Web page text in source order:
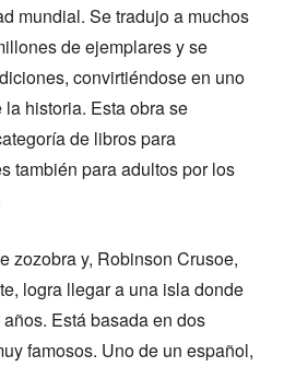
mundial. Se tradujo a muchos
de ejemplares y se
convirtiéndose en uno
historia. Esta obra se
de libros para
también para adultos por los
zozobra y, Robinson Crusoe,
logra llegar a una isla donde
Está basada en dos
famosos. Uno de un español,